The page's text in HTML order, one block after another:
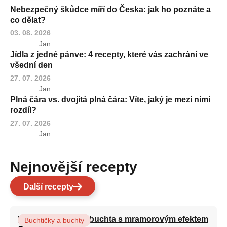
Nebezpečný škůdce míří do Česka: jak ho poznáte a
co dělat?
03. 08. 2026
Jan
Jídla z jedné pánve: 4 recepty, které vás zachrání ve
všední den
27. 07. 2026
Jan
Plná čára vs. dvojitá plná čára: Víte, jaký je mezi nimi
rozdíl?
27. 07. 2026
Jan
Nejnovější recepty
Další recepty
Vláčná olejová litá buchta s mramorovým efektem
Buchtičky a buchty